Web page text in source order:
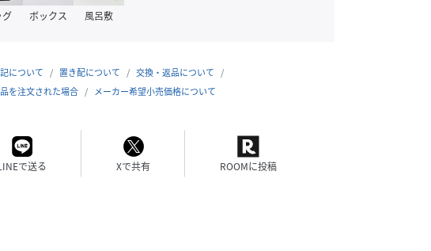
グ ボックス 風呂敷
について 置き配について
交換・返品について
を注文された場合
メーカー希望小売価格について
で送る Xで共有 ROOMに投稿